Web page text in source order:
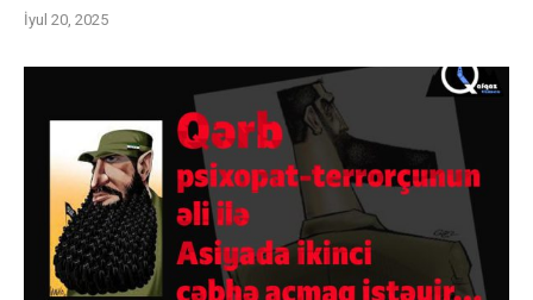
İyul 20, 2025